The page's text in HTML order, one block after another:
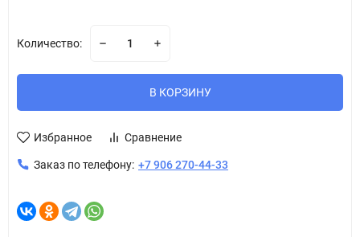
Количество:
В КОРЗИНУ
Избранное Сравнение
Заказ по телефону: +7 906 270-44-33